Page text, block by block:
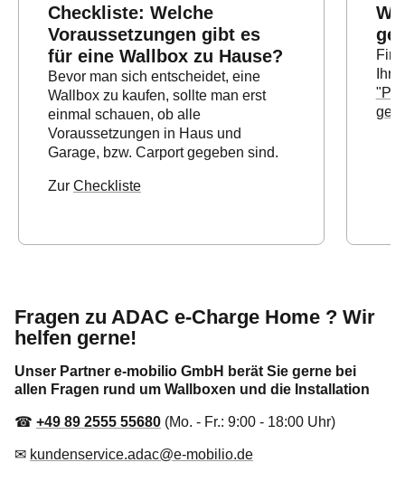
Checkliste: Welche
Voraussetzungen gibt es
für eine Wallbox zu Hause?
Bevor man sich entscheidet, eine
Wallbox zu kaufen, sollte man erst
einmal schauen, ob alle
Voraussetzungen in Haus und
Garage, bzw. Carport gegeben sind.
Zur Checkliste
Fragen zu ADAC e-Charge Home ? Wir
helfen gerne!
Unser Partner e-mobilio GmbH berät Sie gerne bei
allen Fragen rund um Wallboxen und die Installation
☎ +49 89 2555 55680 (Mo. - Fr.: 9:00 - 18:00 Uhr)
✉ kundenservice.adac@e-mobilio.de